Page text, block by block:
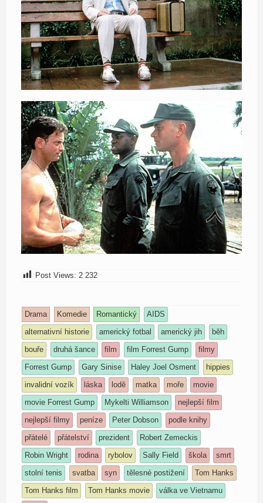
Post Views: 2 232
Drama Komedie Romantický
AIDS
alternativní historie
americký fotbal americký jih
běh
bouře
druhá šance film film Forrest Gump
filmy
Forrest Gump
Gary Sinise Haley Joel Osment
hippies
invalidní vozík
láska lodě matka moře
movie
movie Forrest Gump
Mykelti Williamson
nejlepší film
nejlepší filmy
peníze Peter Dobson
podle knihy
přátelé
přátelství prezident
Robert Zemeckis
Robin Wright
rodina rybolov Sally Field škola
smrt
stolní tenis
svatba syn tělesné postižení
Tom Hanks
Tom Hanks film
Tom Hanks movie
válka ve Vietnamu